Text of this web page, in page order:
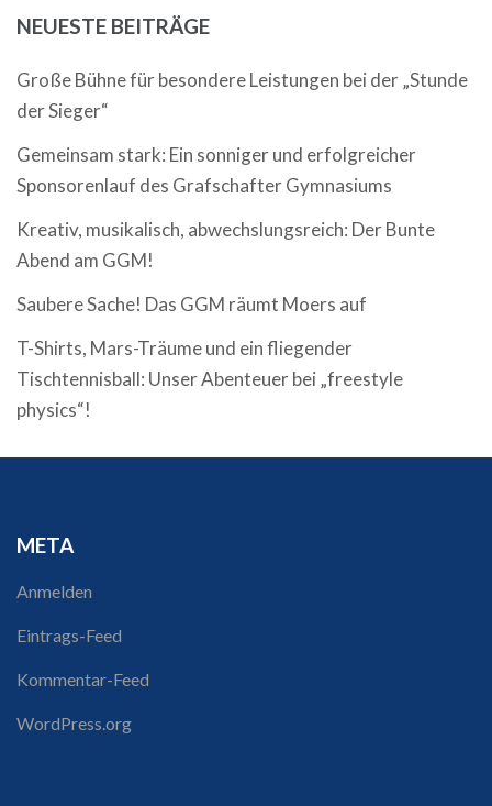
NEUESTE BEITRÄGE
Große Bühne für besondere Leistungen bei der „Stunde
der Sieger“
Gemeinsam stark: Ein sonniger und erfolgreicher
Sponsorenlauf des Grafschafter Gymnasiums
Kreativ, musikalisch, abwechslungsreich: Der Bunte
Abend am GGM!
Saubere Sache! Das GGM räumt Moers auf
T-Shirts, Mars-Träume und ein fliegender
Tischtennisball: Unser Abenteuer bei „freestyle
physics“!
META
Anmelden
Eintrags-Feed
Kommentar-Feed
WordPress.org